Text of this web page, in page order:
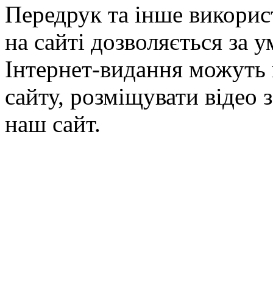
Передрук та інше
на сайті дозволяється
Інтернет-видання можуть
сайту, розміщувати відео
наш сайт.